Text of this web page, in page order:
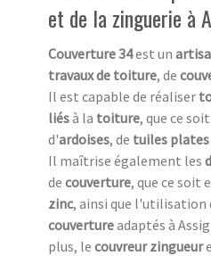
et de la zinguerie à
Couverture 34est un
travaux de toiture, de
Il est capable de réaliser
liésà la toiture, que ce
d'ardoises, de tuiles plates
Il maîtrise également les
de couverture, que ce soit
zinc, ainsi que l'utilisation
couvertureadaptés à
plus, le couvreur zingueur